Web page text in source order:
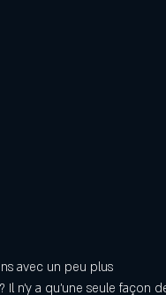
avec un peu plus
Il n'y a qu'une seule façon